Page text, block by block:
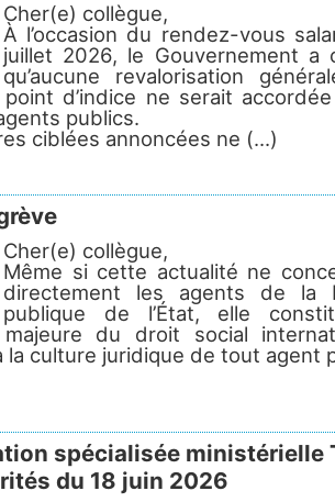
Cher(e) collègue,
À l’occasion du rendez-vous
juillet 2026, le Gouvernement a
qu’aucune revalorisation
d’indice ne serait
publics.
ciblées annoncées ne (...)
Cher(e) collègue,
Même si cette actualité ne
directement les agents de la
publique de l’État, elle
majeure du droit social
la culture juridique de tout agent
spécialisée ministérielle
du 18 juin 2026